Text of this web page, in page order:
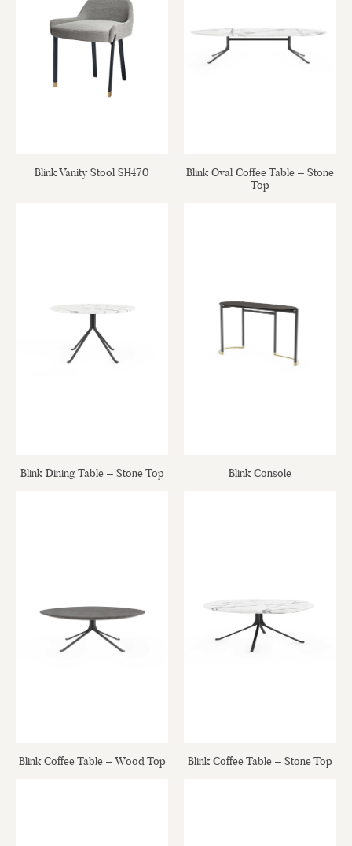
Blink Vanity Stool SH470
Blink Oval Coffee Table – Stone
Top
Blink Dining Table – Stone Top Blink Console
Blink Coffee Table – Wood Top Blink Coffee Table – Stone Top